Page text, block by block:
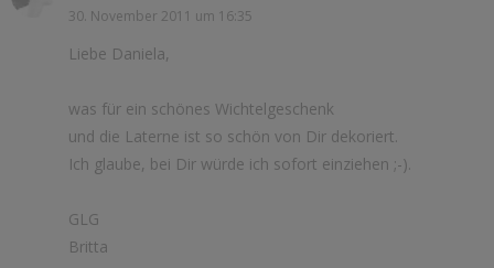
30. November 2011 um 16:35
Liebe Daniela,
was für ein schönes Wichtelgeschenk
und die Laterne ist so schön von Dir dekoriert.
Ich glaube, bei Dir würde ich sofort einziehen ;-).
GLG
Britta